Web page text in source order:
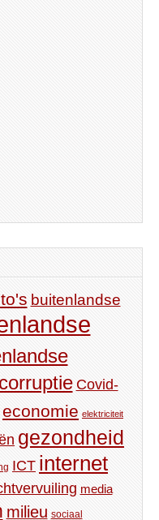
buitenlandse
corruptie Covid-
economie elektriciteit
gezondheid
ICT internet
media
milieu sociaal